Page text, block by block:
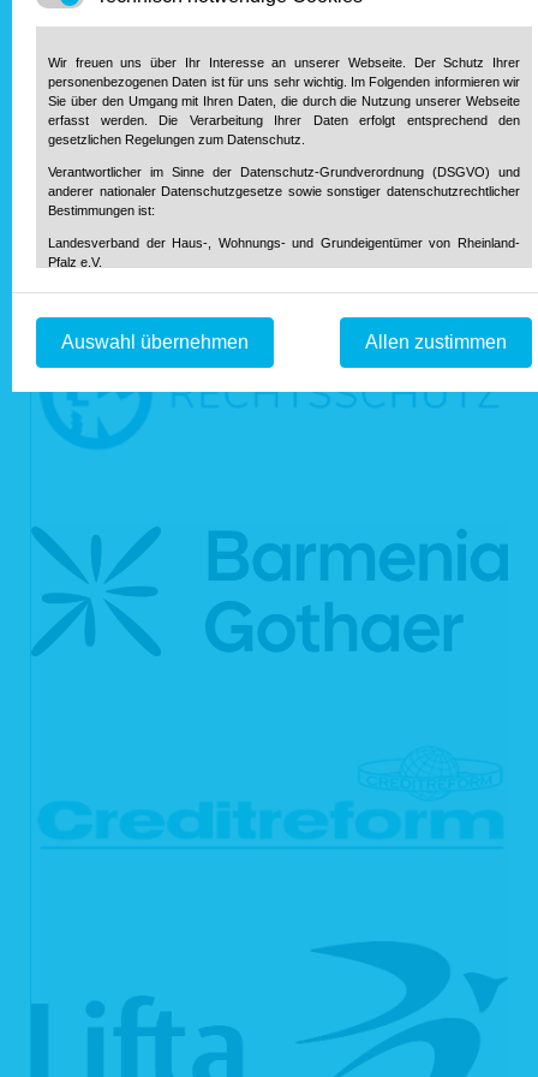
Die Zusammenkunft mit den SPD-Abgeordneten brachte
zeigte sich an der zwar intensiven, aber zugleich sachlichen
Diskussion, wie wichtig der persönliche Austausch zwischen
den Beteiligten ist. Daher wurde vereinbart, diese
konstruktive Gesprächskultur fortzusetzen.
zur Übersicht.
Unsere Partner
Wir freuen uns über Ihr Interesse an unserer Webseite. Der Schutz Ihrer
personenbezogenen Daten ist für uns sehr wichtig. Im Folgenden informieren wir
Sie über den Umgang mit Ihren Daten, die durch die Nutzung unserer Webseite
erfasst werden. Die Verarbeitung Ihrer Daten erfolgt entsprechend den
gesetzlichen Regelungen zum Datenschutz.
Verantwortlicher im Sinne der Datenschutz-Grundverordnung (DSGVO) und
anderer nationaler Datenschutzgesetze sowie sonstiger datenschutzrechtlicher
Bestimmungen ist:
Landesverband der Haus-, Wohnungs- und Grundeigentümer von Rheinland-
Pfalz e.V.
Telefon: 0 61 31 / 61 97 20
Telefax: 0 61 31 / 61 98 68
info@hausundgrund-rlp.de
1. Bereitstellung der Webseite und Speicherung in Logfiles
Bei Aufruf unserer Webseite ist es technisch notwendig, dass über Ihren
Datum und Uhrzeit des Zugriffs auf unsere Webseite
Name der auf unserer Webseite abgerufene Dateien
Verwendeter Internetbrowser und verwendetes Betriebssystem
Internetserviceprovider des Nutzers
IP-Adresse des anfordernden Rechners
Webseite, von der aus der Nutzer auf unsere Webseite gelangt ist
Webseite, die der Nutzer über unsere Webseite aufruft
an einer korrekten Darstellung und Funktionsfähigkeit unserer Webseite gemäß
Art. 6 Abs. 1 lit. f DSGVO bzw. § 25 Abs. 1 S. 1, Abs. 2 Nr. 2 TTDSG.
Zudem dienen die Logfiles der Auswertung der Systemsicherheit und -stabilität
sowie administrativen Zwecken. Rechtsgrundlage für die vorübergehende
Speicherung der Daten bzw. der Logfiles ist ebenfalls Art. 6 Abs. 1 lit. f DSGVO
bzw. § 25 Abs. 1 S. 1, Abs. 2 Nr. 2 TTDSG.
Daten durch Verkürzung der IP-Adresse auf Domainebene anonymisiert, sodass
es nicht mehr möglich ist, einen Bezug zum einzelnen Nutzer herzustellen. In
anonymisierter Form werden die Daten daneben ggf. zu statistischen Zwecken
verarbeitet. Eine Speicherung dieser Daten zusammen mit anderen
personenbezogenen Daten des Nutzers, ein Abgleich mit anderen
Datenbeständen oder eine Weitergabe an Dritte findet zu keinem Zeitpunkt statt.
Auswahl übernehmen Allen zustimmen